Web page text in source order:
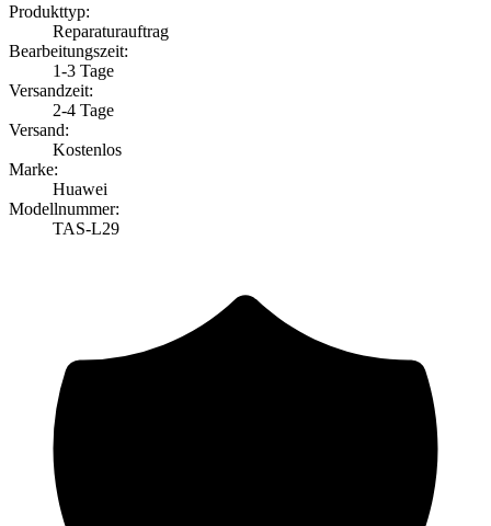
Produkttyp:
Reparaturauftrag
Bearbeitungszeit:
1-3 Tage
Versandzeit:
2-4 Tage
Versand:
Kostenlos
Marke:
Huawei
Modellnummer:
TAS-L29